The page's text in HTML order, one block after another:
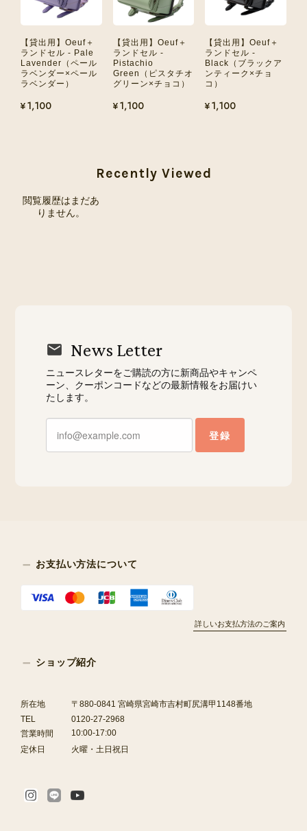
【貸出用】Oeuf＋
ランドセル - Pale
Lavender（ペール
ラベンダー×ペール
ラベンダー）
¥1,100
【貸出用】Oeuf＋
ランドセル -
Pistachio
Green（ピスタチオ
グリーン×チョコ）
¥1,100
【貸出用】Oeuf＋
ランドセル -
Black（ブラックア
ンティーク×チョ
コ）
¥1,100
Recently Viewed
閲覧履歴はまだあ
りません。
News Letter
ニュースレターをご購読の方に新商品やキャンペ
ーン、クーポンコードなどの最新情報をお届けい
たします。
登録
お支払い方法について
詳しいお支払方法のご案内
ショップ紹介
所在地
〒880-0841 宮崎県宮崎市吉村町尻溝甲1148番地
TEL
0120-27-2968
営業時間
10:00-17:00
定休日
火曜・土日祝日